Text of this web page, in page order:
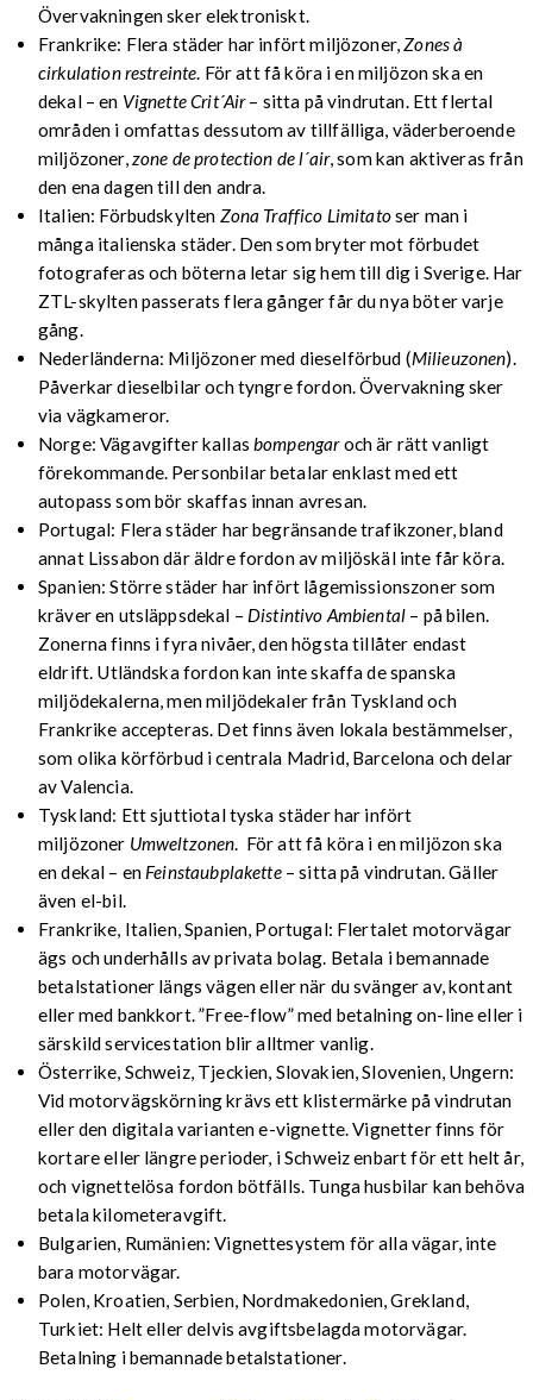
Övervakningen sker elektroniskt.
Frankrike: Flera städer har infört miljözoner,Zones à
cirkulation restreinte. För att få köra i en miljözon ska en
dekal – en Vignette Crit´Air– sitta på vindrutan. Ett flertal
områden i omfattas dessutom av tillfälliga, väderberoende
miljözoner,zone de protection de l´air, som kan aktiveras från
den ena dagen till den andra.
Italien: Förbudskylten Zona Traffico Limitatoser man i
många italienska städer. Den som bryter mot förbudet
fotograferas och böterna letar sig hem till dig i Sverige. Har
ZTL-skylten passerats flera gånger får du nya böter varje
gång.
Nederländerna: Miljözoner med dieselförbud (Milieuzonen).
Påverkar dieselbilar och tyngre fordon. Övervakning sker
via vägkameror.
Norge: Vägavgifter kallasbompengaroch är rätt vanligt
förekommande. Personbilar betalar enklast med ett
autopass som bör skaffas innan avresan.
Portugal: Flera städer har begränsande trafikzoner, bland
annat Lissabon där äldre fordon av miljöskäl inte får köra.
Spanien: Större städer har infört lågemissionszoner som
kräver en utsläppsdekal – Distintivo Ambiental – på bilen.
Zonerna finns i fyra nivåer, den högsta tillåter endast
eldrift. Utländska fordon kan inte skaffa de spanska
miljödekalerna, men miljödekaler från Tyskland och
Frankrike accepteras. Det finns även lokala bestämmelser,
som olika körförbud i centrala Madrid, Barcelona och delar
av Valencia.
Tyskland: Ett sjuttiotal tyska städer har infört
miljözoner Umweltzonen. För att få köra i en miljözon ska
en dekal – en Feinstaubplakette– sitta på vindrutan. Gäller
även el-bil.
Frankrike, Italien, Spanien, Portugal: Flertalet motorvägar
ägs och underhålls av privata bolag. Betala i bemannade
betalstationer längs vägen eller när du svänger av, kontant
eller med bankkort. ”Free-flow” med betalning on-line eller i
särskild servicestation blir alltmer vanlig.
Österrike, Schweiz, Tjeckien, Slovakien, Slovenien, Ungern:
Vid motorvägskörning krävs ett klistermärke på vindrutan
eller den digitala varianten e-vignette. Vignetter finns för
kortare eller längre perioder, i Schweiz enbart för ett helt år,
och vignettelösa fordon bötfälls. Tunga husbilar kan behöva
betala kilometeravgift.
Bulgarien, Rumänien: Vignettesystem för alla vägar, inte
bara motorvägar.
Polen, Kroatien, Serbien, Nordmakedonien, Grekland,
Turkiet: Helt eller delvis avgiftsbelagda motorvägar.
Betalning i bemannade betalstationer.